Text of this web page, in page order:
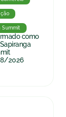
Summit
como
2026